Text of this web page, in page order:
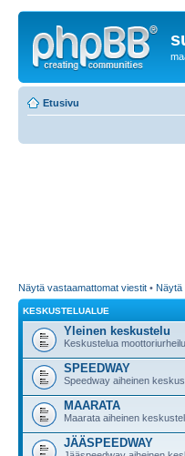
Etusivu
Näytä vastaamattomat viestit • Näytä
KESKUSTELUALUE
Yleinen keskustelu
Keskustelua
SPEEDWAY
Speedway aiheinen
MAARATA
Maarata aiheinen
JÄÄSPEEDWAY